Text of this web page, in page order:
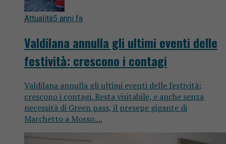
Attualità5 anni fa
Valdilana annulla gli ultimi eventi delle
festività: crescono i contagi
Valdilana annulla gli ultimi eventi delle festività:
crescono i contagi. Resta visitabile, e anche senza
necessità di Green pass, il presepe gigante di
Marchetto a Mosso....